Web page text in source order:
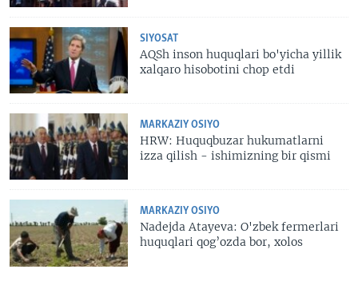
SIYOSAT
AQSh inson huquqlari bo'yicha yillik
xalqaro hisobotini chop etdi
MARKAZIY OSIYO
HRW: Huquqbuzar hukumatlarni
izza qilish - ishimizning bir qismi
MARKAZIY OSIYO
Nadejda Atayeva: O'zbek fermerlari
huquqlari qog’ozda bor, xolos